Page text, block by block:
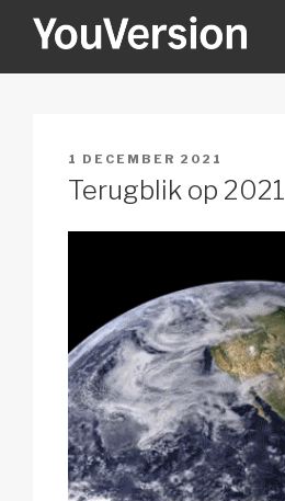
YOUVERSION
GEPLAATST
OP
1 DECEMBER 2021
Terugblik op 2021